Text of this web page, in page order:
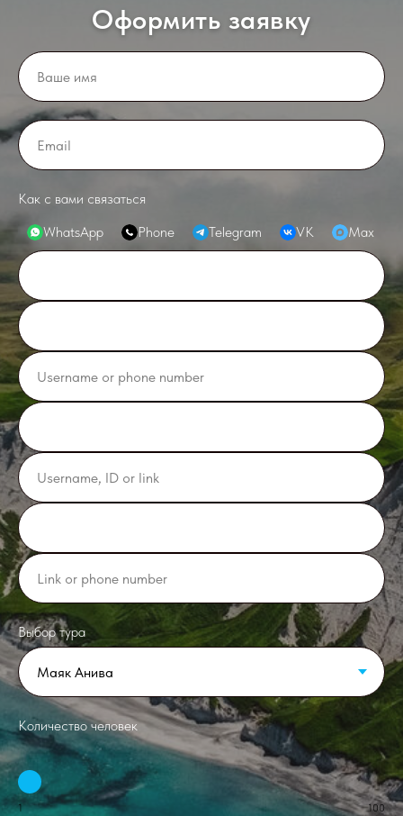
Оформить заявку
Как с вами связаться
WhatsApp
Phone Telegram VK Max
Выбор тура
Количество человек
1 100